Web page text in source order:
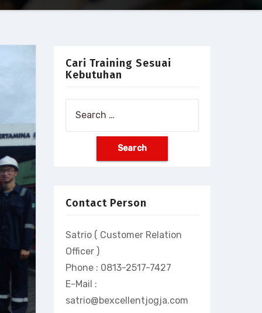
Cari Training Sesuai
Kebutuhan
Contact Person
Satrio ( Customer Relation
Officer )
Phone : 0813-2517-7427
E-Mail :
satrio@bexcellentjogja.com